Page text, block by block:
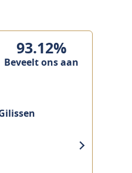
93.12%
Beveelt ons aan
next